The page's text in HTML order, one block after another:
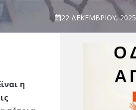
22 ΔΕΚΕΜΒΡΊΟΥ, 2025
η